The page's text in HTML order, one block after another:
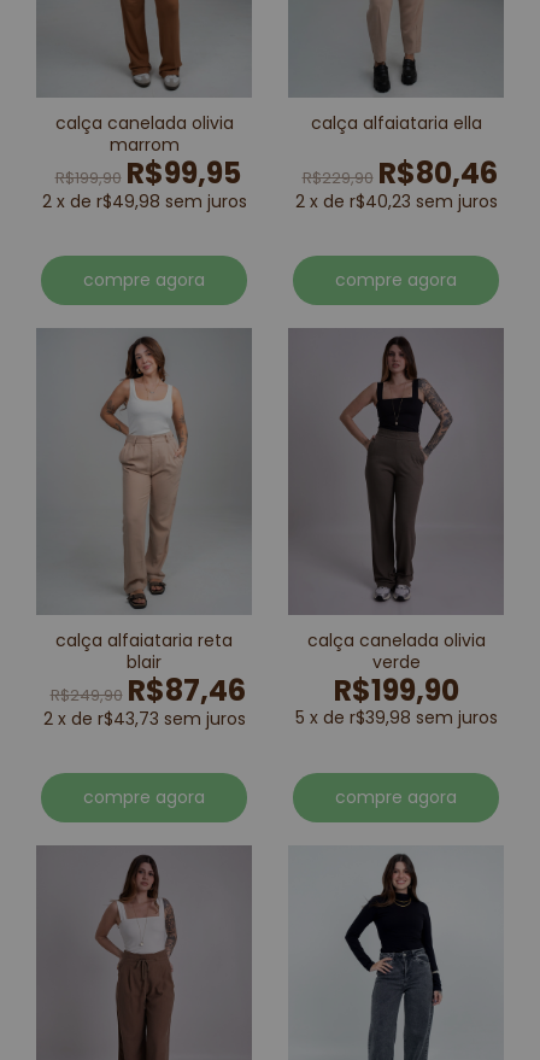
calça canelada olivia
marrom
R$199,90 R$99,95
2 x de r$49,98 sem juros
compre agora
calça alfaiataria ella
R$229,90 R$80,46
2 x de r$40,23 sem juros
compre agora
calça alfaiataria reta
blair
R$249,90 R$87,46
2 x de r$43,73 sem juros
compre agora
calça canelada olivia
verde
R$199,90
5 x de r$39,98 sem juros
compre agora